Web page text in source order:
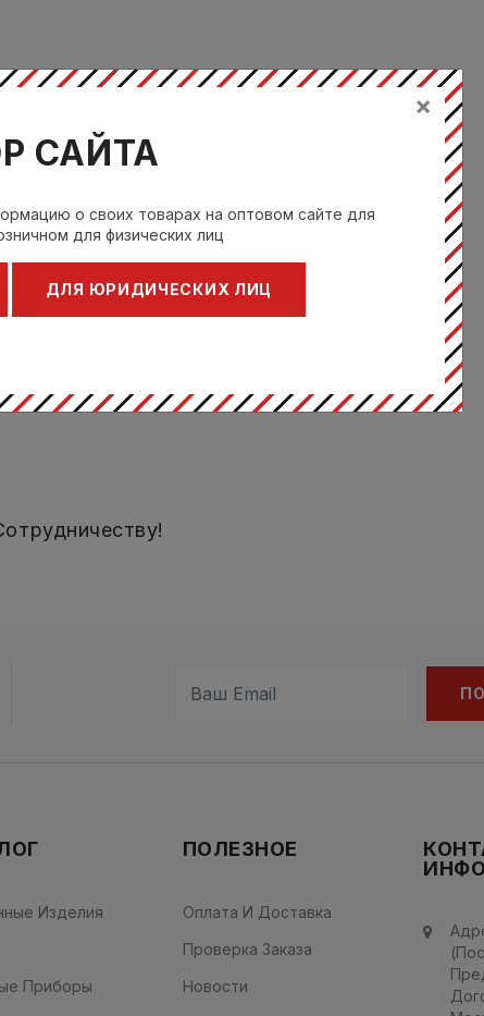
Изделия
Приборы
ПОЛЕЗНОЕ
Оплата И Доставка
Проверка Заказа
Новости
×
САЙТА
о своих товарах на оптовом сайте для
для физических лиц
ДЛЯ ЮРИДИЧЕСКИХ ЛИЦ